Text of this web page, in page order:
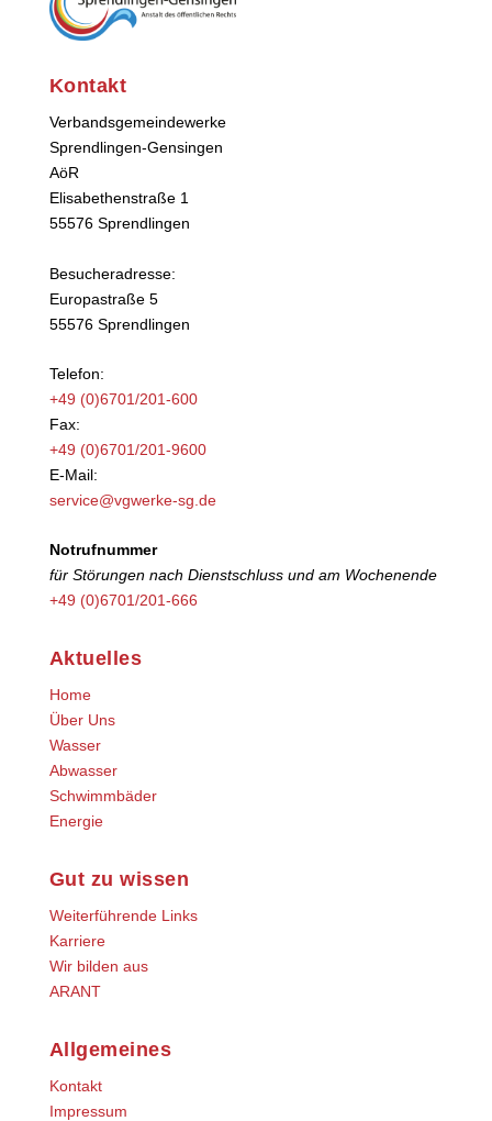
Kontakt
Verbandsgemeindewerke
Sprendlingen-Gensingen
AöR
Elisabethenstraße 1
55576 Sprendlingen
Besucheradresse:
Europastraße 5
55576 Sprendlingen
Telefon:
+49 (0)6701/201-600
Fax:
+49 (0)6701/201-9600
E-Mail:
service@vgwerke-sg.de
Notrufnummer
für Störungen nach Dienstschluss und am Wochenende
+49 (0)6701/201-666
Aktuelles
Home
Über Uns
Wasser
Abwasser
Schwimmbäder
Energie
Gut zu wissen
Weiterführende Links
Karriere
Wir bilden aus
ARANT
Allgemeines
Kontakt
Impressum